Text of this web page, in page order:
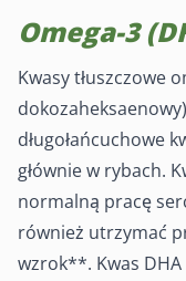
Omega-3
Kwasy tłuszczowe
długołańcuchowe
głównie w rybach.
normalną pracę
również utrzymać
wzrok**. Kwas